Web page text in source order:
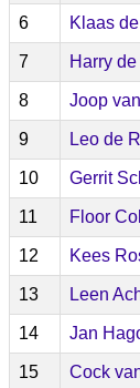
6 Klaas
7 Harry
8 Joop
9 Leo de
10 Gerrit
11 Floor
12 Kees
13 Leen
14 Jan
15 Cock